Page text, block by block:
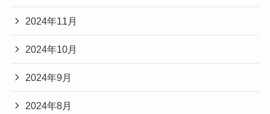
2024年11月
2024年10月
2024年9月
2024年8月